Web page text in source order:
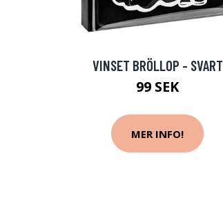
VINSET BRÖLLOP - SVART
99 SEK
MER INFO!